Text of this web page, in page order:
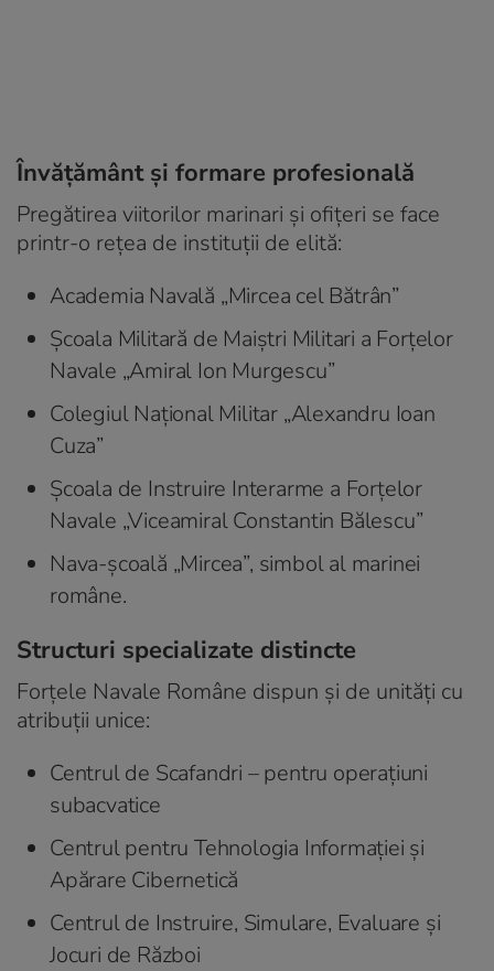
Învățământ și formare profesională
Pregătirea viitorilor marinari și ofițeri se face
printr-o rețea de instituții de elită:
Academia Navală „Mircea cel Bătrân”
Școala Militară de Maiștri Militari a Forțelor
Navale „Amiral Ion Murgescu”
Colegiul Național Militar „Alexandru Ioan
Cuza”
Școala de Instruire Interarme a Forțelor
Navale „Viceamiral Constantin Bălescu”
Nava-școală „Mircea”, simbol al marinei
române.
Structuri specializate distincte
Forțele Navale Române dispun și de unități cu
atribuții unice:
Centrul de Scafandri – pentru operațiuni
subacvatice
Centrul pentru Tehnologia Informației și
Apărare Cibernetică
Centrul de Instruire, Simulare, Evaluare și
Jocuri de Război